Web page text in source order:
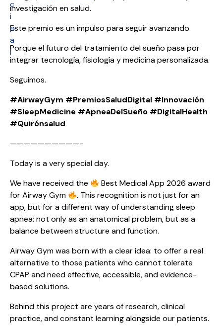
c
i
p
a
l
investigación en salud.
Este premio es un impulso para seguir avanzando.
Porque el futuro del tratamiento del sueño pasa por
integrar tecnología, fisiología y medicina personalizada.
Seguimos.
#AirwayGym #PremiosSaludDigital #Innovación
#SleepMedicine #ApneaDelSueño #DigitalHealth
#Quirónsalud
——————————-
Today is a very special day.
We have received the
Best Medical App 2026 award
for Airway Gym
. This recognition is not just for an
app, but for a different way of understanding sleep
apnea: not only as an anatomical problem, but as a
balance between structure and function.
Airway Gym was born with a clear idea: to offer a real
alternative to those patients who cannot tolerate
CPAP and need effective, accessible, and evidence-
based solutions.
Behind this project are years of research, clinical
practice, and constant learning alongside our patients.